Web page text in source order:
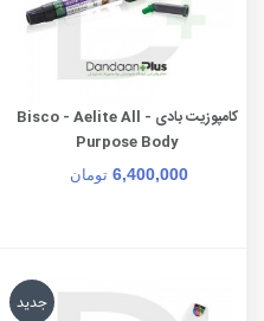
کامپوزیت بادی - Bisco - Aelite All
Purpose Body
6,400,000 تومان
جدید